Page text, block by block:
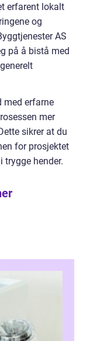
erfarent lokalt
og
AS
på å bistå med
med erfarne
mer
sikrer at du
for prosjektet
trygge hender.